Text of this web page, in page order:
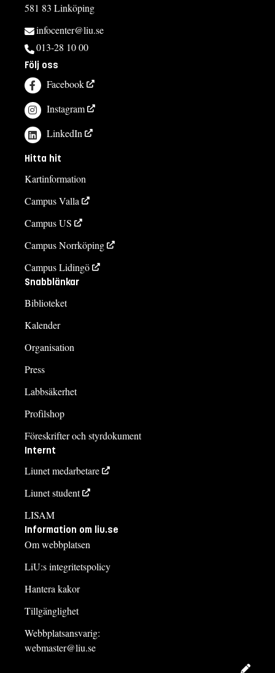
581 83 Linköping
infocenter@liu.se
013-28 10 00
Följ oss
Facebook
Instagram
LinkedIn
Hitta hit
Kartinformation
Campus Valla
Campus US
Campus Norrköping
Campus Lidingö
Snabblänkar
Biblioteket
Kalender
Organisation
Press
Labbsäkerhet
Profilshop
Föreskrifter och styrdokument
Internt
Liunet medarbetare
Liunet student
LISAM
Information om liu.se
Om webbplatsen
LiU:s integritetspolicy
Hantera kakor
Tillgänglighet
Webbplatsansvarig:
webmaster@liu.se